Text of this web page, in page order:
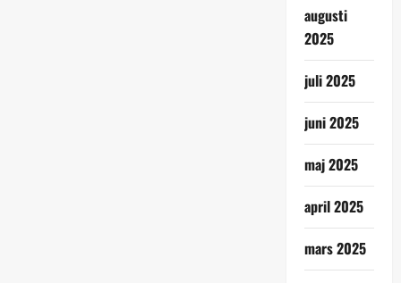
augusti
2025
juli 2025
juni 2025
maj 2025
april 2025
mars 2025